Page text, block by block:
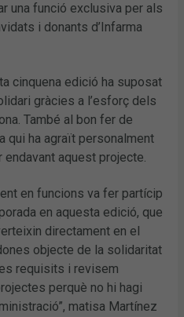
una funció exclusiva per als
i donants d’Infarma
cinquena edició ha suposat
gràcies a l’esforç dels
També al bon fer de
qui ha agraït personalment
endavant aquest projecte.
en funcions va fer partícip
en aquesta edició, que
directament en el
objecte de la solidaritat
requisits i revisem
perquè no hi hagi
matisa Martínez